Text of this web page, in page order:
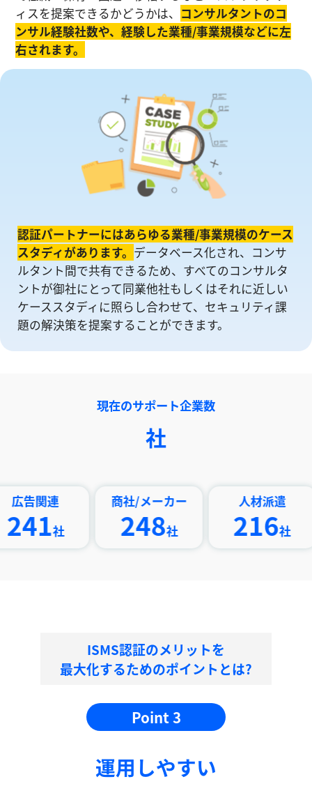
ィスを提案できるかどうかは、 コンサルタントのコ
ンサル経験社数や、経験した業種/事業規模などに左
右されます。
認証パートナーにはあらゆる業種/事業規模のケース
スタディがあります。 データベース化され、コンサ
ルタント間で共有できるため、すべてのコンサルタ
ントが御社にとって同業他社もしくはそれに近しい
ケーススタディに照らし合わせて、セキュリティ課
題の解決策を提案することができます。
現在のサポート企業数
社
社
商社/メーカー
社 社
ISMS認証のメリットを
最大化するためのポイントとは?
Point 3
運⽤しやすい